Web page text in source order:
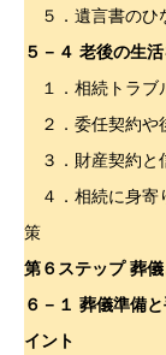
５．遺言書のひ
５－４ 老後の生
１．相続トラブ
２．委任契約や
３．財産契約と
４．相続に身寄
策
第６ステップ 葬
６－１ 葬儀準備
イント